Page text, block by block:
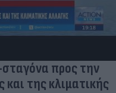
σταγόνα προς την
της κλιματικής